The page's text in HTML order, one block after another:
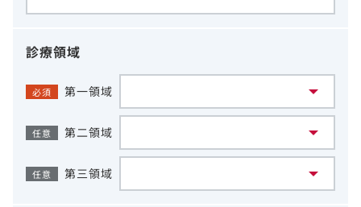
診療領域
必須 第一領域
任意 第二領域
任意 第三領域